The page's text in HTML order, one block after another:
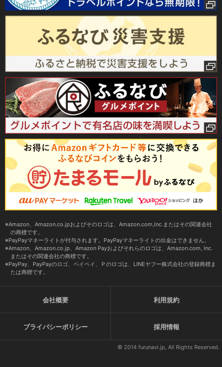
Amazon、Amazon.co.jpおよびそのロゴは、Amazon.com,Inc.またはその関連会社
の商標です。
PayPayマネーライトが付与されます。PayPayマネーライトの出金はできません。
Amazon、Amazon.co.jp、Amazon Payおよびそれらのロゴは、Amazon.com, Inc.
またはその関連会社の商標です。
PayPay、PayPayのロゴ、ペイペイ、Ｐのロゴは、LINEヤフー株式会社の登録商標ま
たは商標です。
会社概要 利用規約
プライバシーポリシー 採用情報
© 2014 furunavi.jp, All Rights Reserved.